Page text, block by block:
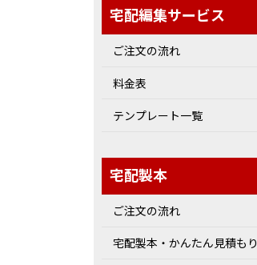
宅配編集サービス
ご注文の流れ
料金表
テンプレート一覧
宅配製本
ご注文の流れ
宅配製本・かんたん見積もり